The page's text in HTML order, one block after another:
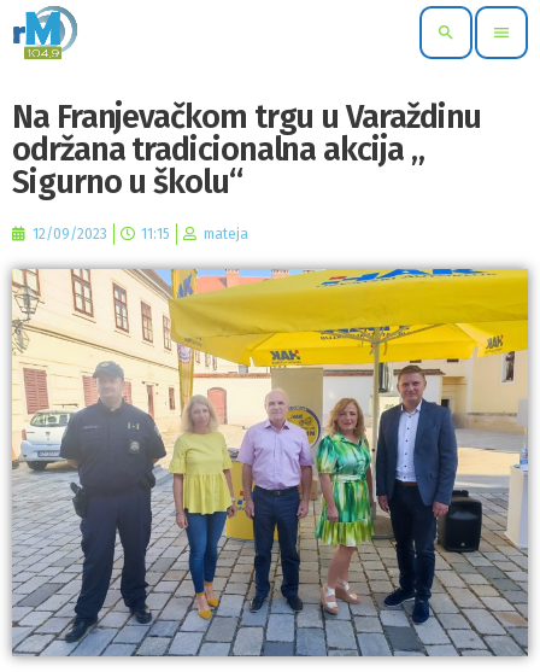
search menu
Na Franjevačkom trgu u Varaždinu
održana tradicionalna akcija „
Sigurno u školu“
12/09/2023 11:15 mateja